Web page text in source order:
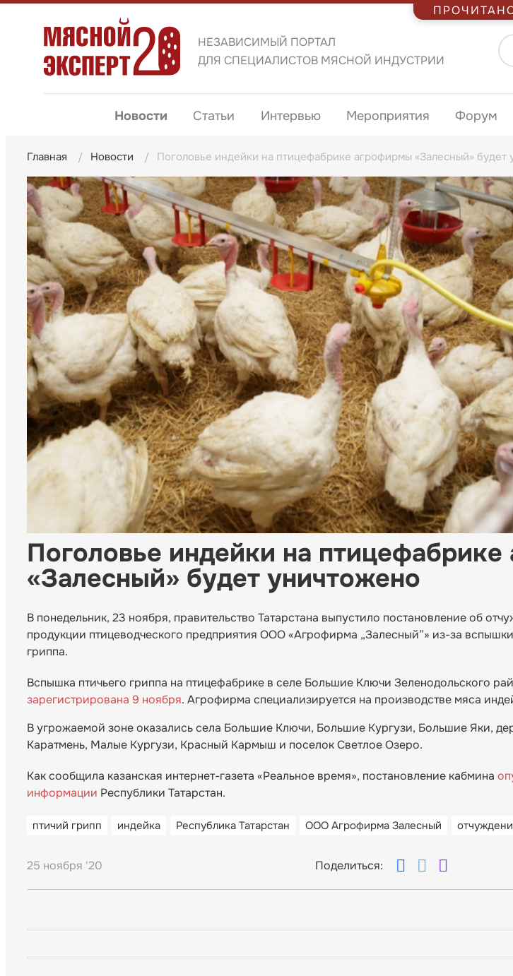
НЕЗАВИСИМЫЙ ПОРТАЛ
ДЛЯ СПЕЦИАЛИСТОВ МЯСНОЙ ИНДУСТРИИ
Новости Статьи Интервью Мероприятия Форум
Главная Новости Поголовье индейки на птицефабрике агрофирмы «Залесный» будет
Поголовье индейки на
«Залесный» будет уничтожено
В понедельник, 23 ноября, правительство Татарстана выпустило постановление об
продукции птицеводческого предприятия ООО «Агрофирма „Залесный”» из-за
гриппа.
Вспышка птичьего гриппа на птицефабрике в селе Большие Ключи Зеленодольского
зарегистрирована 9 ноября. Агрофирма специализируется на производстве мяса
В угрожаемой зоне оказались села Большие Ключи, Большие Кургузи, Большие Яки,
Каратмень, Малые Кургузи, Красный Кармыш и поселок Светлое Озеро.
Как сообщила казанская интернет-газета «Реальное время», постановление кабмина
информации Республики Татарстан.
птичий грипп индейка Республика Татарстан ООО Агрофирма Залесный
25 ноября '20 Поделиться: